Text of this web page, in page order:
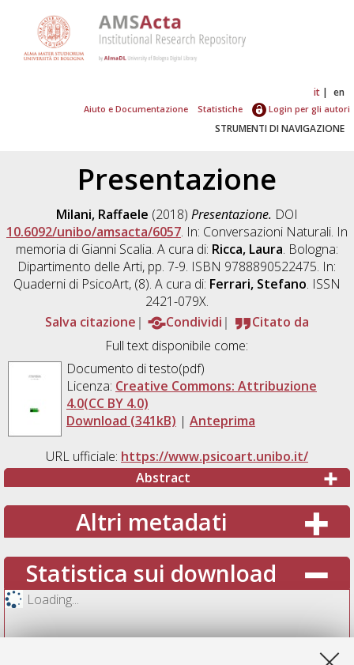
it en
Aiuto e Documentazione Statistiche Login per gli autori
STRUMENTI DI NAVIGAZIONE
Presentazione
Milani, Raffaele (2018) Presentazione. DOI
10.6092/unibo/amsacta/6057. In: Conversazioni Naturali. In
memoria di Gianni Scalia. A cura di: Ricca, Laura. Bologna:
Dipartimento delle Arti, pp. 7-9. ISBN 9788890522475. In:
Quaderni di PsicoArt, (8). A cura di: Ferrari, Stefano. ISSN
2421-079X.
Salva citazione
Condividi
Citato da
Full text disponibile come:
Documento di testo(pdf)
Licenza: Creative Commons: Attribuzione
4.0(CC BY 4.0)
Download (341kB) | Anteprima
URL ufficiale: https://www.psicoart.unibo.it/
Abstract
Altri metadati
Statistica sui download
Loading...